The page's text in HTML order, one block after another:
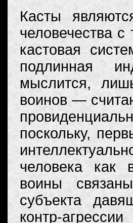
Касты
человечества
кастовая
подлинная
мыслится,
воинов —
поскольку,
человека как
воины
субъекта
контр-